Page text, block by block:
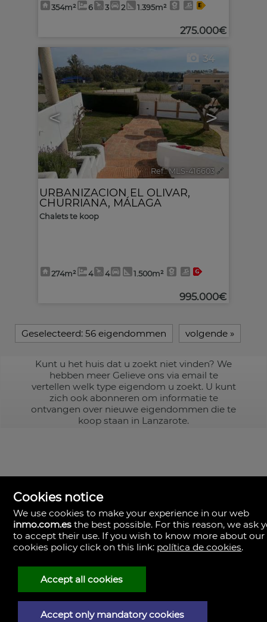
354m² 6 3 2 1.395m²
275.000€
< >
34
Ref.. MLS-416603 🔗
URBANIZACION EL OLIVAR,
CHURRIANA, MÁLAGA
Chalets te koop
274m² 4 4 1.500m²
995.000€
Geselecteerd: 56 eigendommen volgende »
Kunt u het huis dat u zoekt niet vinden? We
hebben meer Gelieve ons via email te
vertellen welk type eigendom u zoekt. U kunt
zich ook abonneren om informatie te
ontvangen over nieuwe eigendommen die te
koop staan in Lanzarote.
Juridische kennisgeving
Cookies notice
We use cookies to make your experience in our web
inmo.com.es the best possible. For this reason, we ask
to accept their use. If you wish to know more about our
cookies policy click on this link: política de cookies.
Accept all cookies
Accept only mandatory cookies